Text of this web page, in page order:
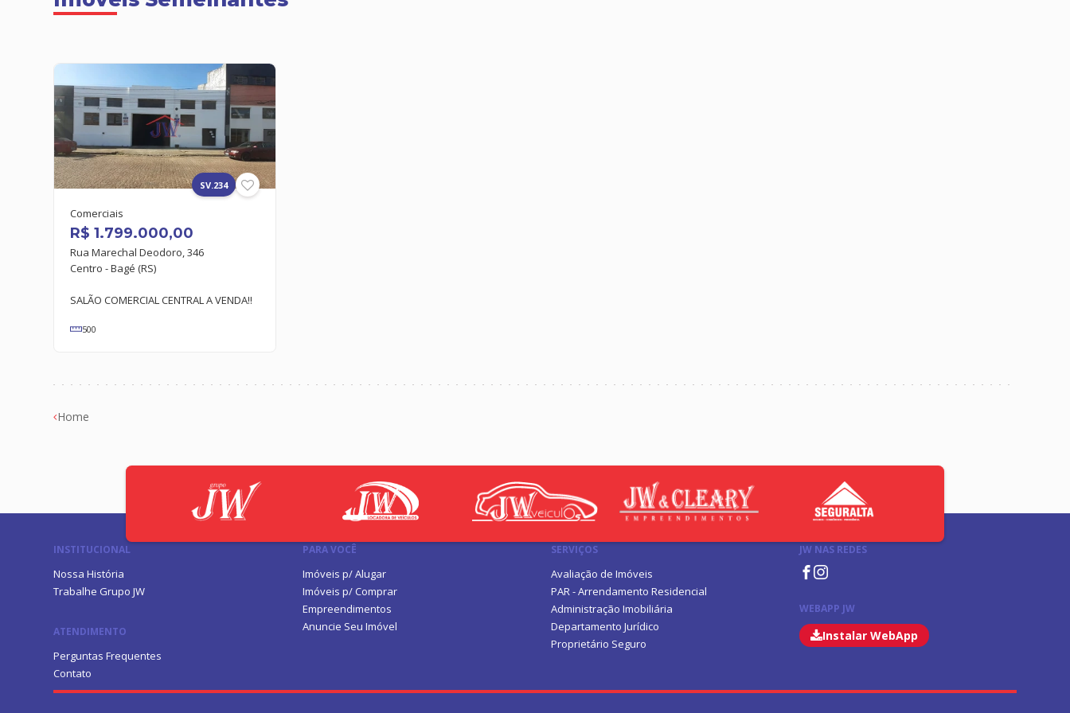
SV.234
Comerciais
R$ 1.799.000,00
Rua Marechal Deodoro, 346
Centro - Bagé (RS)
SALÃO COMERCIAL CENTRAL A VENDA!!
500
Home
INSTITUCIONAL
Nossa História
Trabalhe Grupo JW
ATENDIMENTO
Perguntas Frequentes
Contato
PARA VOCÊ
Imóveis p/ Alugar
Imóveis p/ Comprar
Empreendimentos
Anuncie Seu Imóvel
SERVIÇOS
Avaliação de Imóveis
PAR - Arrendamento Residencial
Administração Imobiliária
Departamento Jurídico
Proprietário Seguro
JW NAS REDES
WEBAPP JW
Instalar WebApp